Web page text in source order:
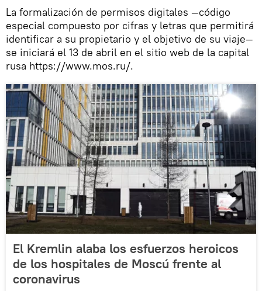
La formalización de permisos digitales —código
especial compuesto por cifras y letras que permitirá
identificar a su propietario y el objetivo de su viaje—
se iniciará el 13 de abril en el sitio web de la capital
rusa https://www.mos.ru/.
El Kremlin alaba los esfuerzos heroicos
de los hospitales de Moscú frente al
coronavirus